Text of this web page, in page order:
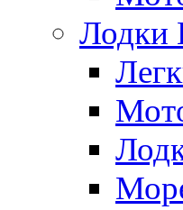
Лодки